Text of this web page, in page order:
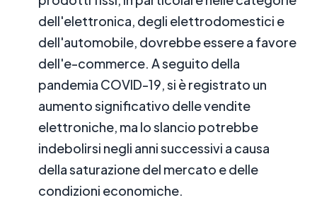
dell'elettronica, degli elettrodomestici e
dell'automobile, dovrebbe essere a favore
dell'e-commerce. A seguito della
pandemia COVID-19, si è registrato un
aumento significativo delle vendite
elettroniche, ma lo slancio potrebbe
indebolirsi negli anni successivi a causa
della saturazione del mercato e delle
condizioni economiche.